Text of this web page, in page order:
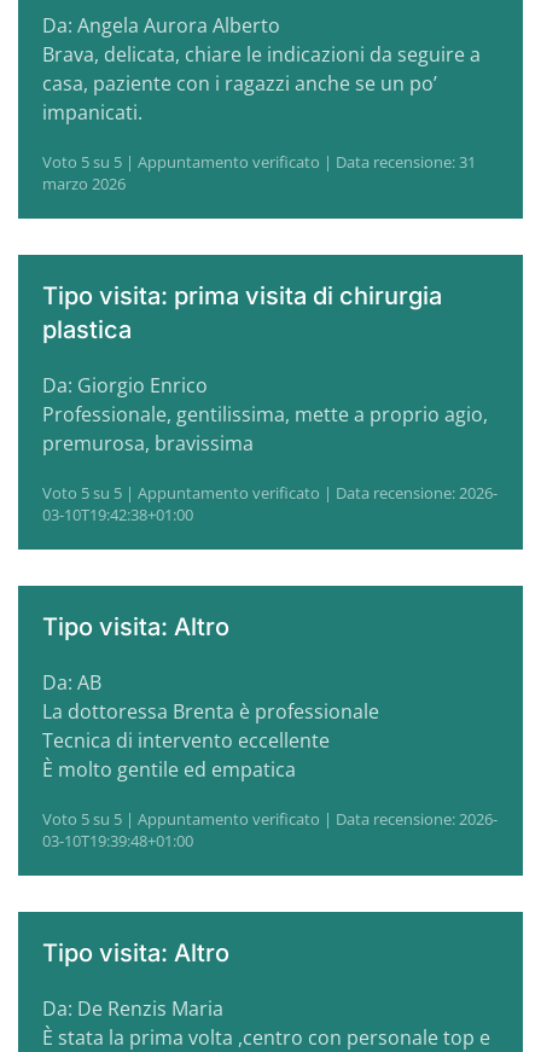
Da: Angela Aurora Alberto
Brava, delicata, chiare le indicazioni da seguire a
casa, paziente con i ragazzi anche se un po’
impanicati.
Voto 5 su 5 | Appuntamento verificato | Data recensione: 31
marzo 2026
Tipo visita: prima visita di chirurgia
plastica
Da: Giorgio Enrico
Professionale, gentilissima, mette a proprio agio,
premurosa, bravissima
Voto 5 su 5 | Appuntamento verificato | Data recensione: 2026-
03-10T19:42:38+01:00
Tipo visita: Altro
Da: AB
La dottoressa Brenta è professionale
Tecnica di intervento eccellente
È molto gentile ed empatica
Voto 5 su 5 | Appuntamento verificato | Data recensione: 2026-
03-10T19:39:48+01:00
Tipo visita: Altro
Da: De Renzis Maria
È stata la prima volta ,centro con personale top e